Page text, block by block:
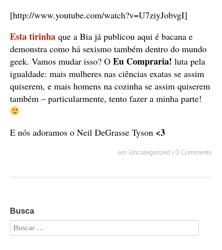
[http://www.youtube.com/watch?v=U7ziyJobvgI]
Esta tirinha que a Bia já publicou aqui é bacana e
demonstra como há sexismo também dentro do mundo
geek. Vamos mudar isso? O Eu Compraria! luta pela
igualdade: mais mulheres nas ciências exatas se assim
quiserem, e mais homens na cozinha se assim quiserem
também – particularmente, tento fazer a minha parte!
E nós adoramos o Neil DeGrasse Tyson <3
em Uncategorized 0 Comments
Busca